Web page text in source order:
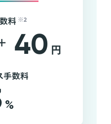
料 ※2
40 円
手数料
%